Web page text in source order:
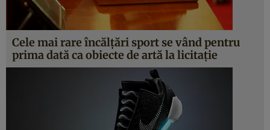
Cele mai rare încălţări sport se vând pentru
prima dată ca obiecte de artă la licitaţie